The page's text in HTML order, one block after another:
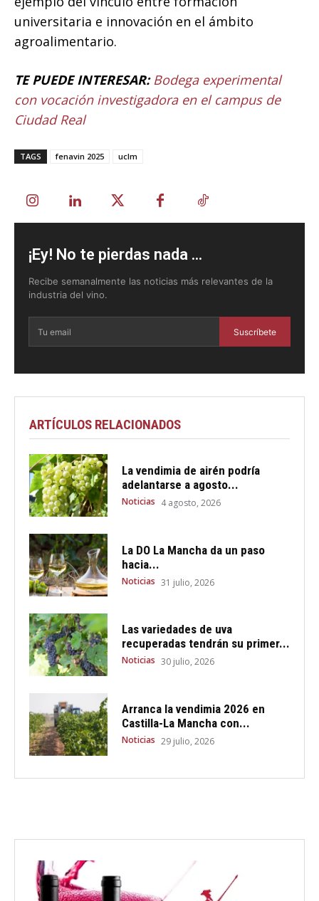
universitaria e innovación en el ámbito
agroalimentario.
TE PUEDE INTERESAR: Bodega experimental
con vocación investigadora en el campus de
Ciudad Real
TAGS fenavin 2025 uclm
¡Ey! No te pierdas nada ...
Recibe semanalmente las noticias más relevantes de la
industria del vino.
Suscríbete
ARTÍCULOS RELACIONADOS
La vendimia de airén podría
adelantarse a agosto...
Noticias 4 agosto, 2026
La DO La Mancha da un paso
hacia...
Noticias 31 julio, 2026
Las variedades de uva
recuperadas tendrán su primer...
Noticias 30 julio, 2026
Arranca la vendimia 2026 en
Castilla-La Mancha con...
Noticias 29 julio, 2026